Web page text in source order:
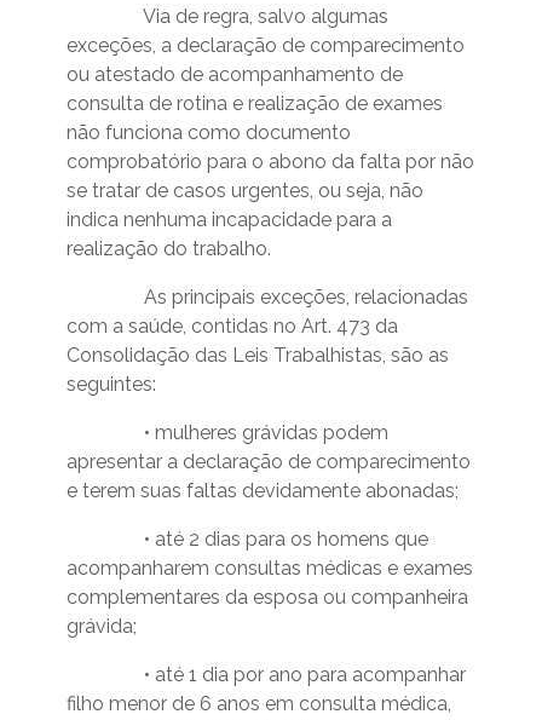
Via de regra, salvo algumas
exceções, a declaração de comparecimento
ou atestado de acompanhamento de
consulta de rotina e realização de exames
não funciona como documento
comprobatório para o abono da falta por não
se tratar de casos urgentes, ou seja, não
indica nenhuma incapacidade para a
realização do trabalho.
As principais exceções, relacionadas
com a saúde, contidas no Art. 473 da
Consolidação das Leis Trabalhistas, são as
seguintes:
• mulheres grávidas podem
apresentar a declaração de comparecimento
e terem suas faltas devidamente abonadas;
• até 2 dias para os homens que
acompanharem consultas médicas e exames
complementares da esposa ou companheira
grávida;
• até 1 dia por ano para acompanhar
filho menor de 6 anos em consulta médica,